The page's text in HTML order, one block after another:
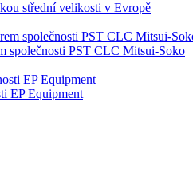
střední velikosti v Evropě
společnosti PST CLC Mitsui-Soko
EP Equipment